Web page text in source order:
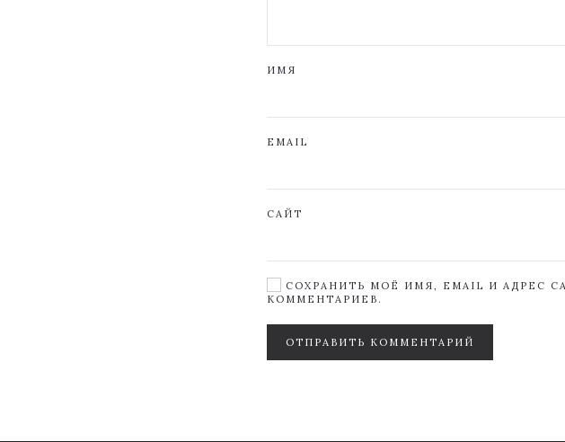
ИМЯ
EMAIL
САЙТ
СОХРАНИТЬ МОЁ ИМЯ, EMAIL И АДРЕС
КОММЕНТАРИЕВ.
ОТПРАВИТЬ КОММЕНТАРИЙ